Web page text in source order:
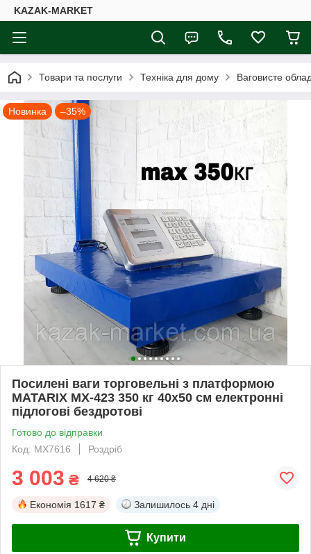
KAZAK-MARKET
Товари та послуги Техніка для дому Ваговисте
Новинка –35%
Посилені ваги торговельні з платформою
MATARIX MX-423 350 кг 40х50 см електронні
підлогові бездротові
Готово до відправки
Код: MX7616
Роздріб
3 003 ₴ 4 620 ₴
Економія 1617 ₴ Залишилось 4 дні
Купити